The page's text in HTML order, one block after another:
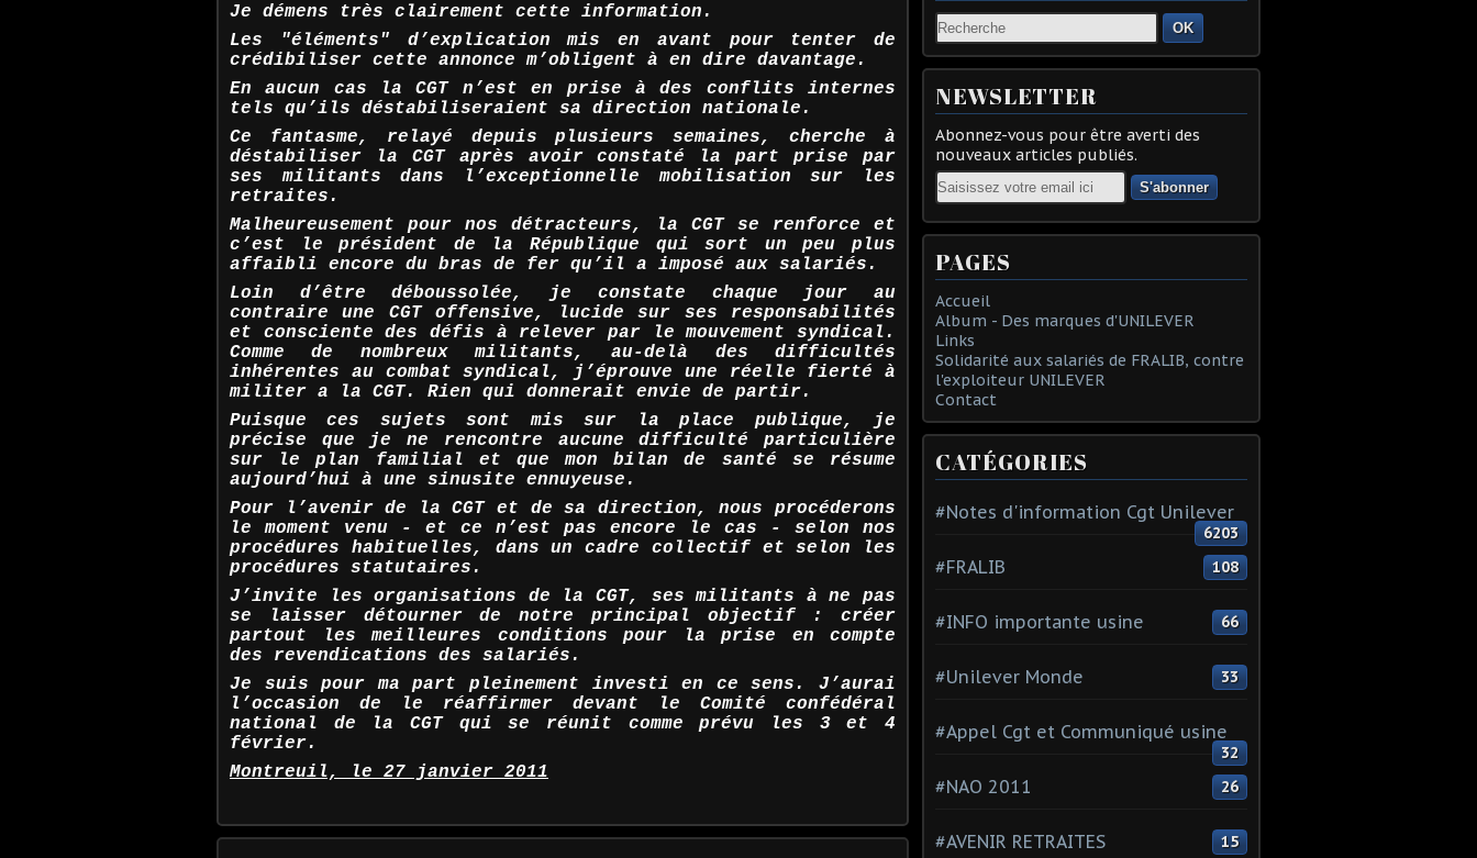
Je démens très clairement cette information.
Les "éléments" d’explication mis en avant pour tenter de
crédibiliser cette annonce m’obligent à en dire davantage.
En aucun cas la CGT n’est en prise à des conflits internes
tels qu’ils déstabiliseraient sa direction nationale.
Ce fantasme, relayé depuis plusieurs semaines, cherche à
déstabiliser la CGT après avoir constaté la part prise par
ses militants dans l’exceptionnelle mobilisation sur les
retraites.
Malheureusement pour nos détracteurs, la CGT se renforce et
c’est le président de la République qui sort un peu plus
affaibli encore du bras de fer qu’il a imposé aux salariés.
Loin d’être déboussolée, je constate chaque jour au
contraire une CGT offensive, lucide sur ses responsabilités
et consciente des défis à relever par le mouvement syndical.
Comme de nombreux militants, au-delà des difficultés
inhérentes au combat syndical, j’éprouve une réelle fierté à
militer a la CGT. Rien qui donnerait envie de partir.
Puisque ces sujets sont mis sur la place publique, je
précise que je ne rencontre aucune difficulté particulière
sur le plan familial et que mon bilan de santé se résume
aujourd’hui à une sinusite ennuyeuse.
Pour l’avenir de la CGT et de sa direction, nous procéderons
le moment venu - et ce n’est pas encore le cas - selon nos
procédures habituelles, dans un cadre collectif et selon les
procédures statutaires.
J’invite les organisations de la CGT, ses militants à ne pas
se laisser détourner de notre principal objectif : créer
partout les meilleures conditions pour la prise en compte
des revendications des salariés.
Je suis pour ma part pleinement investi en ce sens. J’aurai
l’occasion de le réaffirmer devant le Comité confédéral
national de la CGT qui se réunit comme prévu les 3 et 4
février.
Montreuil, le 27 janvier 2011
OK
NEWSLETTER
Abonnez-vous pour être averti des
nouveaux articles publiés.
Email
PAGES
Accueil
Album - Des marques d'UNILEVER
Links
Solidarité aux salariés de FRALIB, contre
l'exploiteur UNILEVER
Contact
CATÉGORIES
#Notes d'information Cgt Unilever
6203
#FRALIB 108
#INFO importante usine 66
#Unilever Monde 33
#Appel Cgt et Communiqué usine
32
#NAO 2011 26
#AVENIR RETRAITES 15